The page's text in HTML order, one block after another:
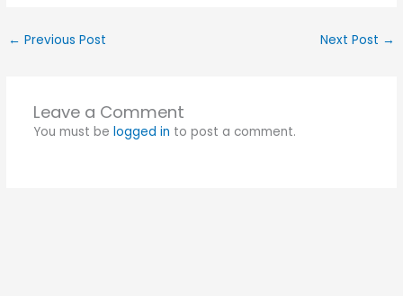
← Previous Post Next Post →
Leave a Comment
You must be logged in to post a comment.